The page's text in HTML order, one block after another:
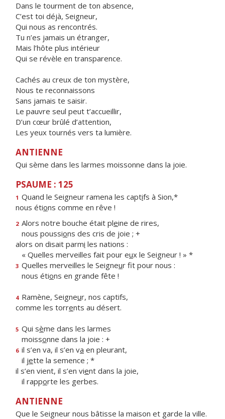
Dans le tourment de ton absence,
C’est toi déjà, Seigneur,
Qui nous as rencontrés.
Tu n’es jamais un étranger,
Mais l’hôte plus intérieur
Qui se révèle en transparence.
Cachés au creux de ton mystère,
Nous te reconnaissons
Sans jamais te saisir.
Le pauvre seul peut t’accueillir,
D’un cœur brûlé d’attention,
Les yeux tournés vers ta lumière.
ANTIENNE
Qui sème dans les larmes moissonne dans la joie.
PSAUME : 125
1 Quand le Seigneur ramena les captifs à Sion,*
nous étions comme en rêve !
2 Alors notre bouche était pleine de rires,
nous poussions des cris de joie ; +
alors on disait parmi les nations :
« Quelles merveilles fait pour eux le Seigneur ! » *
3 Quelles merveilles le Seigneur fit pour nous :
nous étions en grande fête !
4 Ramène, Seigneur, nos captifs,
comme les torrents au désert.
5 Qui sème dans les larmes
moissonne dans la joie : +
6 il s’en va, il s’en va en pleurant,
il jette la semence ; *
il s’en vient, il s’en vient dans la joie,
il rapporte les gerbes.
ANTIENNE
Que le Seigneur nous bâtisse la maison et garde la ville.